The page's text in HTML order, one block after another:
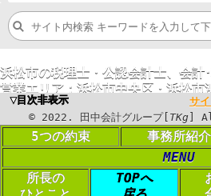
▼目次非表示
サ
© 2022 . 田中会計グループ[ TKg ]
5つの約束 事務所紹介
MENU
所長の
TOPへ
浜松市の税理士・公認会計士、会
営業エリア： 浜松市中央区 ・浜松市
©2023. 田中会計グループ[ TKg]
Reserved.
PC表示に切り